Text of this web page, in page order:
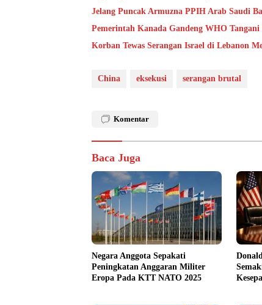
Jelang Puncak Armuzna PPIH Arab Saudi
Pemerintah Kanada Gandeng WHO
Korban Tewas Serangan Israel di Lebanon
China eksekusi serangan brutal
Komentar
Baca Juga
Negara Anggota Sepakati
Peningkatan Anggaran Militer
Eropa Pada KTT NATO 2025